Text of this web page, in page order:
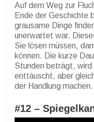
Auf dem Weg zur
Ende der Geschichte
grausame Dinge
unerwartet war.
Sie lösen müssen,
können. Die kurze
Stunden beträgt, wird
enttäuscht, aber
der Handlung machen.
#12 –